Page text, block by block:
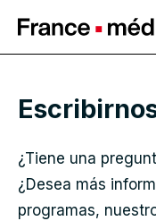
Ir al contenido
principal
¿Tiene una
¿Desea más
programas,